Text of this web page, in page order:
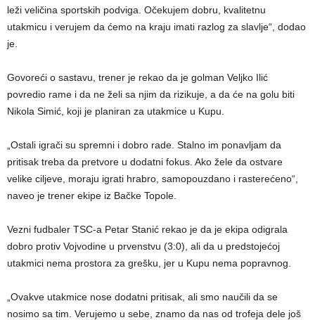
leži veličina sportskih podviga. Očekujem dobru, kvalitetnu
utakmicu i verujem da ćemo na kraju imati razlog za slavlje“, dodao
je.
Govoreći o sastavu, trener je rekao da je golman Veljko Ilić
povredio rame i da ne želi sa njim da rizikuje, a da će na golu biti
Nikola Simić, koji je planiran za utakmice u Kupu.
„Ostali igrači su spremni i dobro rade. Stalno im ponavljam da
pritisak treba da pretvore u dodatni fokus. Ako žele da ostvare
velike ciljeve, moraju igrati hrabro, samopouzdano i rasterećeno“,
naveo je trener ekipe iz Bačke Topole.
Vezni fudbaler TSC-a Petar Stanić rekao je da je ekipa odigrala
dobro protiv Vojvodine u prvenstvu (3:0), ali da u predstojećoj
utakmici nema prostora za grešku, jer u Kupu nema popravnog.
„Ovakve utakmice nose dodatni pritisak, ali smo naučili da se
nosimo sa tim. Verujemo u sebe, znamo da nas od trofeja dele još